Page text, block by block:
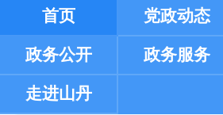
首页 党政动态
政务公开 政务服务
走进山丹